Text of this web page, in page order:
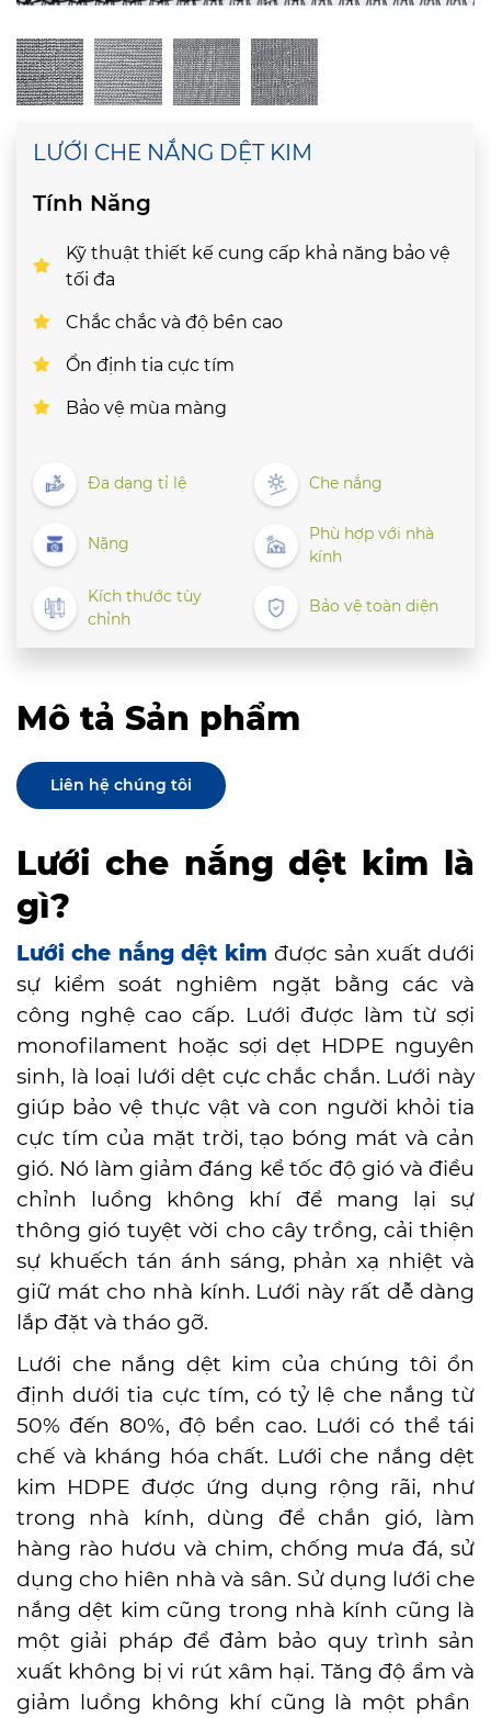
LƯỚI CHE NẮNG DỆT KIM
Tính Năng
Kỹ thuật thiết kế cung cấp khả năng bảo vệ
tối đa
Chắc chắc và độ bền cao
Ổn định tia cực tím
Bảo vệ mùa màng
Đa dạng tỉ lệ Che nắng
Nặng
Phù hợp với nhà
kính
Kích thước tùy
chỉnh
Bảo vệ toàn diện
Mô tả Sản phẩm
Liên hệ chúng tôi
Lưới che nắng dệt kim là
gì?
Lưới che nắng dệt kim được sản xuất dưới
sự kiểm soát nghiêm ngặt bằng các và
công nghệ cao cấp. Lưới được làm từ sợi
monofilament hoặc sợi dẹt HDPE nguyên
sinh, là loại lưới dệt cực chắc chắn. Lưới này
giúp bảo vệ thực vật và con người khỏi tia
cực tím của mặt trời, tạo bóng mát và cản
gió. Nó làm giảm đáng kể tốc độ gió và điều
chỉnh luồng không khí để mang lại sự
thông gió tuyệt vời cho cây trồng, cải thiện
sự khuếch tán ánh sáng, phản xạ nhiệt và
giữ mát cho nhà kính. Lưới này rất dễ dàng
lắp đặt và tháo gỡ.
Lưới che nắng dệt kim của chúng tôi ổn
định dưới tia cực tím, có tỷ lệ che nắng từ
50% đến 80%, độ bền cao. Lưới có thể tái
chế và kháng hóa chất. Lưới che nắng dệt
kim HDPE được ứng dụng rộng rãi, như
trong nhà kính, dùng để chắn gió, làm
hàng rào hươu và chim, chống mưa đá, sử
dụng cho hiên nhà và sân. Sử dụng lưới che
nắng dệt kim cũng trong nhà kính cũng là
một giải pháp để đảm bảo quy trình sản
xuất không bị vi rút xâm hại. Tăng độ ẩm và
giảm luồng không khí cũng là một phần